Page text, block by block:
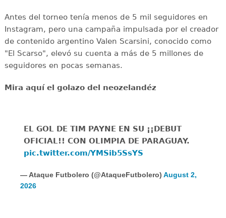
Antes del torneo tenía menos de 5 mil seguidores en
Instagram, pero una campaña impulsada por el creador
de contenido argentino Valen Scarsini, conocido como
"El Scarso", elevó su cuenta a más de 5 millones de
seguidores en pocas semanas.
Mira aquí el golazo del neozelandéz
EL GOL DE TIM PAYNE EN SU ¡¡DEBUT
OFICIAL!! CON OLIMPIA DE PARAGUAY.
pic.twitter.com/YMSib5SsYS
— Ataque Futbolero (@AtaqueFutbolero) August 2,
2026